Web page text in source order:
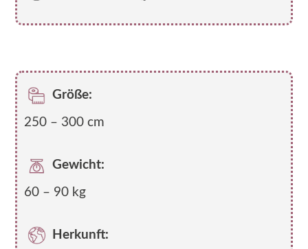
Größe:
250 – 300 cm
Gewicht:
60 – 90 kg
Herkunft: